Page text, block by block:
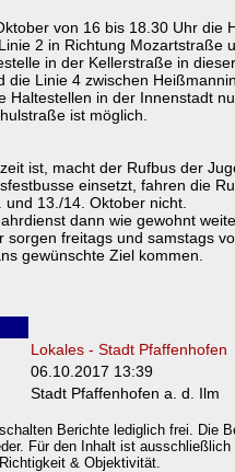
von 16 bis 18.30 Uhr die
2 in Richtung Mozartstraße
in der Kellerstraße in
die Linie 4 zwischen
Haltestellen in der Innenstadt
ist möglich.
ist, macht der Rufbus der
einsetzt, fahren die
13./14. Oktober nicht.
dann wie gewohnt
sorgen freitags und samstags
gewünschte Ziel kommen.
Lokales - Stadt Pfaffenhofen
06.10.2017 13:39
Stadt Pfaffenhofen a. d. Ilm
Berichte lediglich frei. Die
Für den Inhalt ist
& Objektivität.